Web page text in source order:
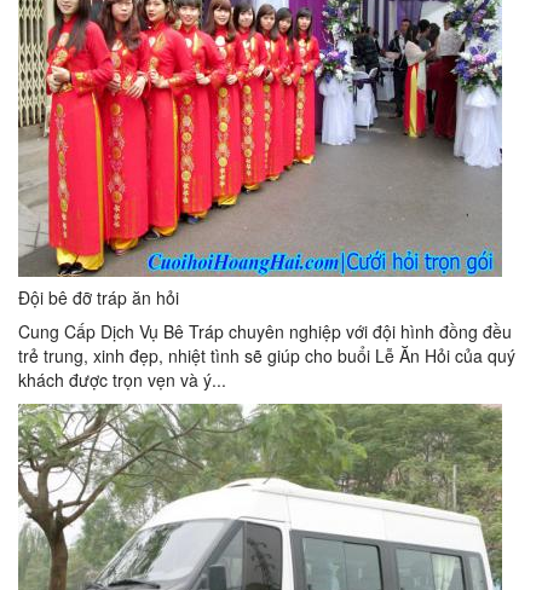
Đội bê đỡ tráp ăn hỏi
Cung Cấp Dịch Vụ Bê Tráp chuyên nghiệp với đội hình đồng đều
trẻ trung, xinh đẹp, nhiệt tình sẽ giúp cho buổi Lễ Ăn Hỏi của quý
khách được trọn vẹn và ý...